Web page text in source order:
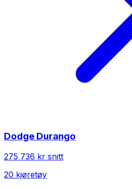
Dodge Durango
275 736 kr snitt
20 kjøretøy